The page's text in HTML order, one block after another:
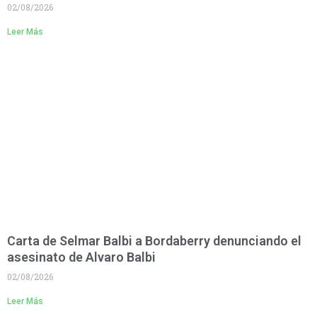
02/08/2026
Leer Más
Carta de Selmar Balbi a Bordaberry denunciando el
asesinato de Alvaro Balbi
02/08/2026
Leer Más